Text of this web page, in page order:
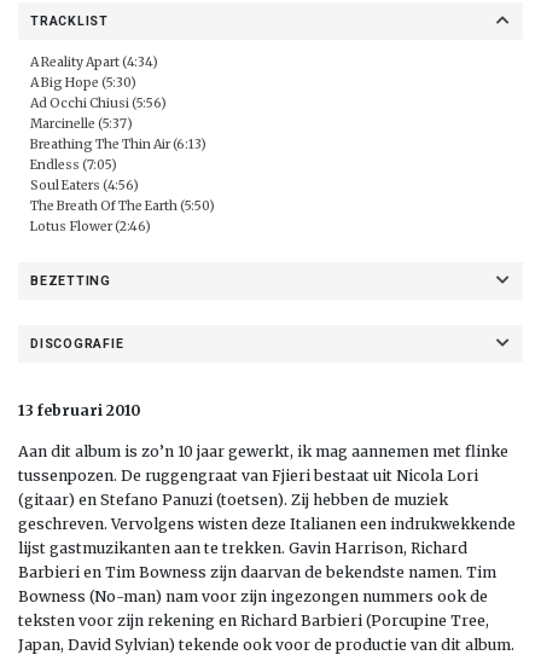
TRACKLIST
A Reality Apart (4:34)
A Big Hope (5:30)
Ad Occhi Chiusi (5:56)
Marcinelle (5:37)
Breathing The Thin Air (6:13)
Endless (7:05)
Soul Eaters (4:56)
The Breath Of The Earth (5:50)
Lotus Flower (2:46)
BEZETTING
DISCOGRAFIE
13 februari 2010
Aan dit album is zo’n 10 jaar gewerkt, ik mag aannemen met flinke
tussenpozen. De ruggengraat van Fjieri bestaat uit Nicola Lori
(gitaar) en Stefano Panuzi (toetsen). Zij hebben de muziek
geschreven. Vervolgens wisten deze Italianen een indrukwekkende
lijst gastmuzikanten aan te trekken. Gavin Harrison, Richard
Barbieri en Tim Bowness zijn daarvan de bekendste namen. Tim
Bowness (No-man) nam voor zijn ingezongen nummers ook de
teksten voor zijn rekening en Richard Barbieri (Porcupine Tree,
Japan, David Sylvian) tekende ook voor de productie van dit album.